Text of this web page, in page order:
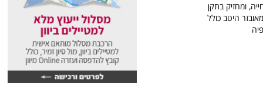
ריזורט שופע הצמחייה, ומחזיק בתקן
, 4 מסעדות, מרכז הספא המאובזר היטב כולל